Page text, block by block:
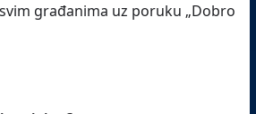
građanima uz poruku „Dobro